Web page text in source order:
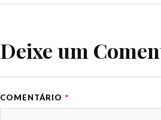
Deixe um
COMENTÁRIO *